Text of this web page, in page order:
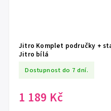
Jitro Komplet područky +
Jitro bílá
Dostupnost do 7 dní.
1 189 Kč